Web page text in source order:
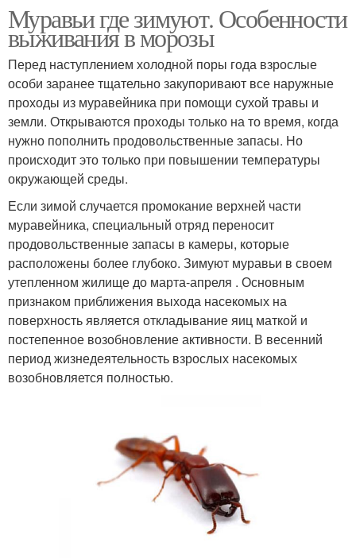
Муравьи где зимуют. Особенности
выживания в морозы
Перед наступлением холодной поры года взрослые
особи заранее тщательно закупоривают все наружные
проходы из муравейника при помощи сухой травы и
земли. Открываются проходы только на то время, когда
нужно пополнить продовольственные запасы. Но
происходит это только при повышении температуры
окружающей среды.
Если зимой случается промокание верхней части
муравейника, специальный отряд переносит
продовольственные запасы в камеры, которые
расположены более глубоко. Зимуют муравьи в своем
утепленном жилище до марта-апреля . Основным
признаком приближения выхода насекомых на
поверхность является откладывание яиц маткой и
постепенное возобновление активности. В весенний
период жизнедеятельность взрослых насекомых
возобновляется полностью.